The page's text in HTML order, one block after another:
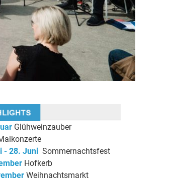
Glühweinzauber
- 28. JuniSommernachtsfest
Hofkerb
Weihnachtsmarkt